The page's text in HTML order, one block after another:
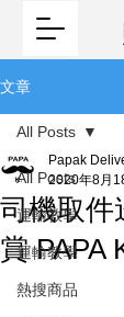
文章
All Posts
運輸教學
運輸教學
熱搜商品
All Posts
司機取件
賞 PAPA
Papak
2020年8月